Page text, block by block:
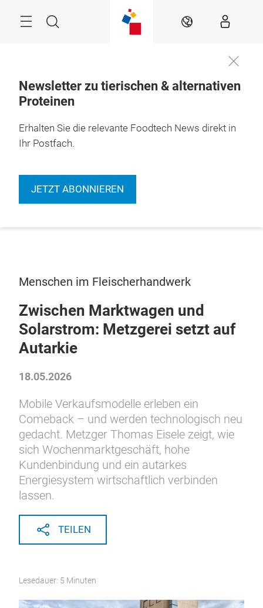
Suche DE
Newsletter zu tierischen & alternativen
Proteinen
Erhalten Sie die relevante Foodtech News direkt in
Ihr Postfach.
JETZT ABONNIEREN
Menschen im Fleischerhandwerk
Zwischen Marktwagen und
Solarstrom: Metzgerei setzt auf
Autarkie
18.05.2026
Mobile Verkaufsmodelle erleben ein
Comeback – und werden technologisch neu
gedacht. Metzger Thomas Eisele zeigt, wie
sich Wochenmarktgeschäft, hohe
Kundenbindung und ein autarkes
Energiesystem wirtschaftlich verbinden
lassen.
TEILEN
Lesedauer: 5 Minuten